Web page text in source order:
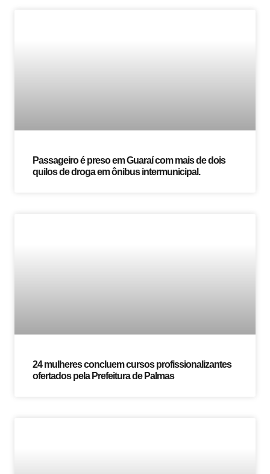
Passageiro é preso em Guaraí com mais de dois
quilos de droga em ônibus intermunicipal.
24 mulheres concluem cursos profissionalizantes
ofertados pela Prefeitura de Palmas